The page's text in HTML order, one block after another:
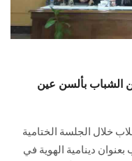
هيئة التدريس
الموظفون
الشباب بألسن عين
خلال الجلسة الختامية
دينامية الهوية في